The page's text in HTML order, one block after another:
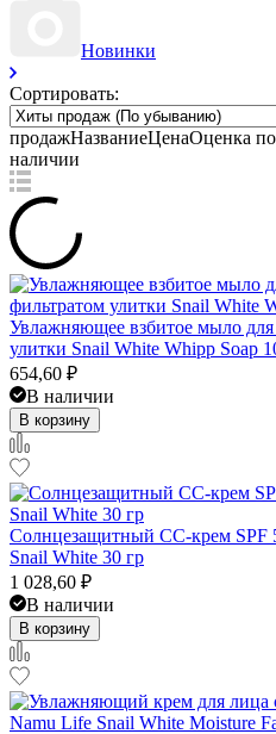
Новинки
Сортировать:
продажНазваниеЦенаОценка
наличии
Увлажняющее взбитое мыло
улитки Snail White Whipp Soap
654,60 ₽
В наличии
В корзину
Солнцезащитный CC-крем SPF
Snail White 30 гр
1 028,60 ₽
В наличии
В корзину